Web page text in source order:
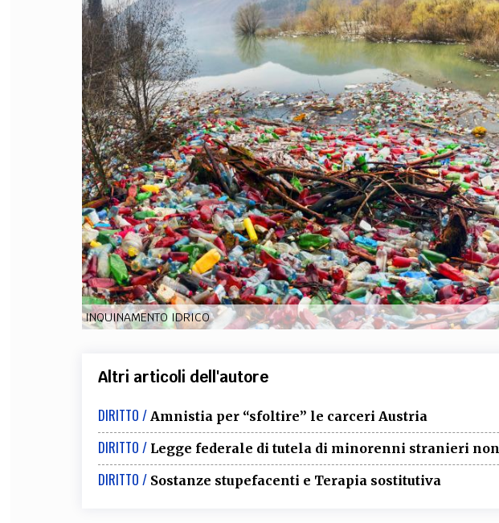
FILODIRITTO REDAZIONE COMITATO
CODICI RUBRICHE
INQUINAMENTO IDRICO
Altri articoli dell'autore
DIRITTO / Amnistia per “sfoltire” le carceri Austria
DIRITTO / Legge federale di tutela di minorenni stranieri
DIRITTO / Sostanze stupefacenti e Terapia sostitutiva